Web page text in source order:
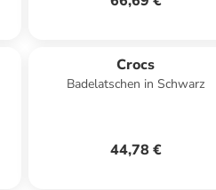
Crocs
Badelatschen in Schwarz
44,78 €